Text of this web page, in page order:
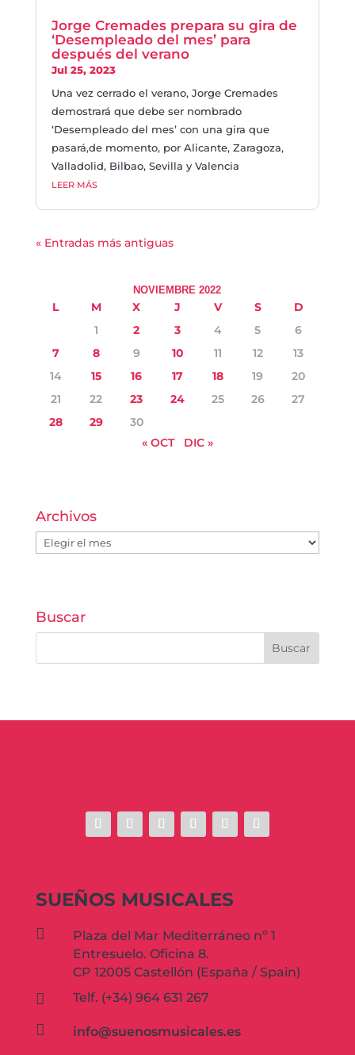
Jorge Cremades prepara su gira de
‘Desempleado del mes’ para
después del verano
Jul 25, 2023
Una vez cerrado el verano, Jorge Cremades
demostrará que debe ser nombrado
‘Desempleado del mes’ con una gira que
pasará,de momento, por Alicante, Zaragoza,
Valladolid, Bilbao, Sevilla y Valencia
LEER MÁS
« Entradas más antiguas
NOVIEMBRE 2022
L M X J V S
D
1
2 3 4 5
6
7
8 9 10 11 12
13
14
15 16 17 18 19
20
21
22 23 24 25 26
27
28
29
30
« OCT
DIC »
Archivos
Archivos
Buscar
SUEÑOS MUSICALES

Plaza del Mar Mediterráneo nº 1
Entresuelo. Oficina 8.
CP 12005 Castellón (España / Spain)
 Telf. (+34) 964 631 267
 info@suenosmusicales.es